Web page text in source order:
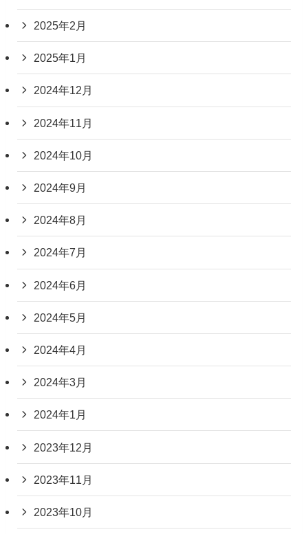
2025年2月
2025年1月
2024年12月
2024年11月
2024年10月
2024年9月
2024年8月
2024年7月
2024年6月
2024年5月
2024年4月
2024年3月
2024年1月
2023年12月
2023年11月
2023年10月